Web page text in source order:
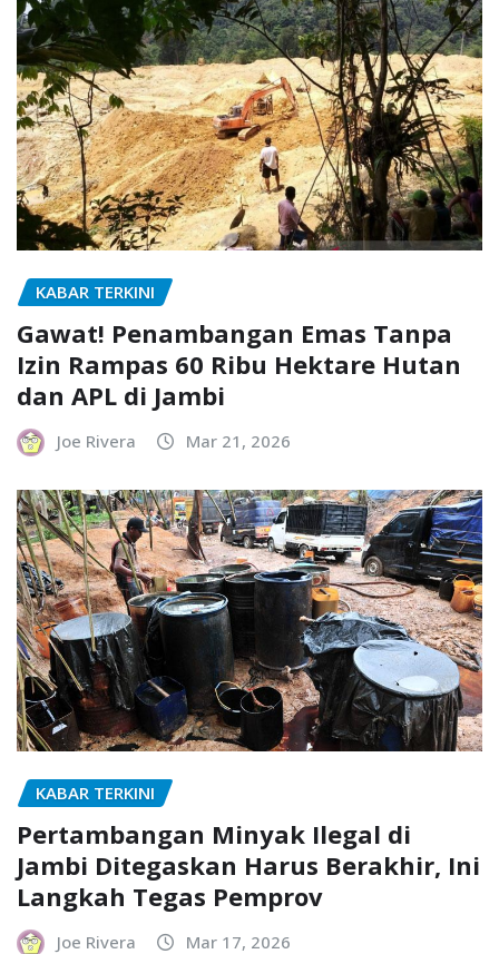
KABAR TERKINI
Gawat! Penambangan Emas Tanpa
Izin Rampas 60 Ribu Hektare Hutan
dan APL di Jambi
Joe Rivera Mar 21, 2026
KABAR TERKINI
Pertambangan Minyak Ilegal di
Jambi Ditegaskan Harus Berakhir, Ini
Langkah Tegas Pemprov
Joe Rivera Mar 17, 2026